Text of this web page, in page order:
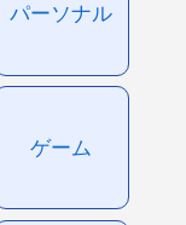
パーソナル
ゲーム